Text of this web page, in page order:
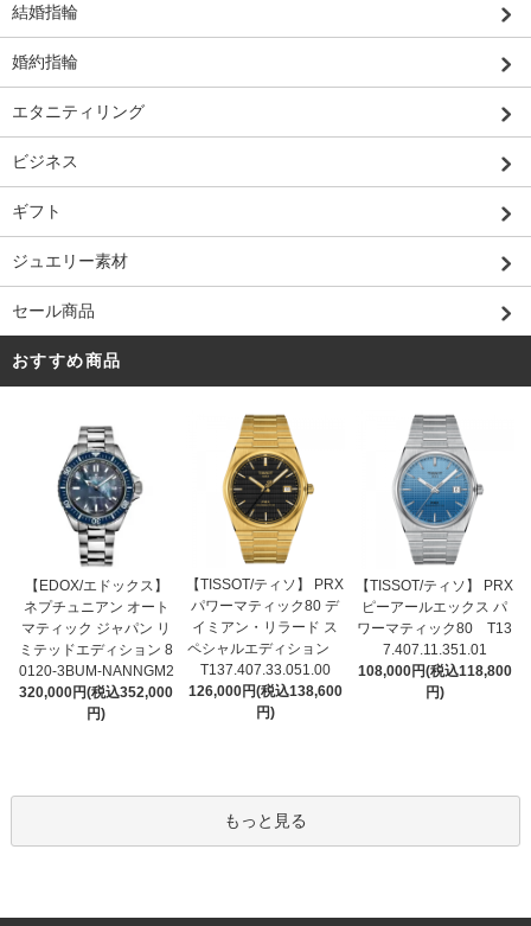
結婚指輪
婚約指輪
エタニティリング
ビジネス
ギフト
ジュエリー素材
セール商品
おすすめ商品
【EDOX/エドックス】
ネプチュニアン オート
マティック ジャパン リ
ミテッドエディション 8
0120-3BUM-NANNGM2
320,000円(税込352,000
円)
【TISSOT/ティソ】 PRX
パワーマティック80 デ
イミアン・リラード ス
ペシャルエディション
T137.407.33.051.00
126,000円(税込138,600
円)
【TISSOT/ティソ】 PRX
ピーアールエックス パ
ワーマティック80 T13
7.407.11.351.01
108,000円(税込118,800
円)
もっと見る